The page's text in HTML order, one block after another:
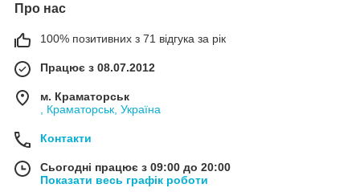
Про нас
100% позитивних з 71 відгука за рік
Працює з 08.07.2012
м. Краматорськ
, Краматорськ, Україна
Контакти
Сьогодні працює з 09:00 до 20:00
Показати весь графік роботи